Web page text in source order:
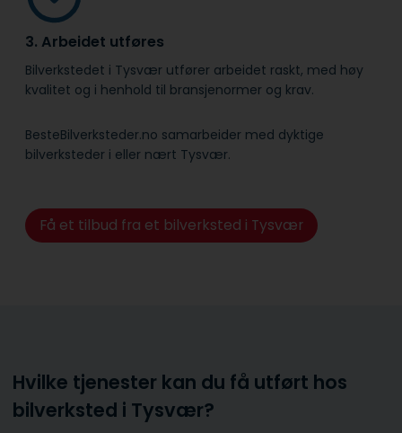
3. Arbeidet utføres
Bilverkstedet i Tysvær utfører arbeidet raskt, med høy
kvalitet og i henhold til bransje­normer og krav.
BesteBilverksteder.no samarbeider med dyktige
bilverksteder i eller nært Tysvær.
Få et tilbud fra et bilverksted i Tysvær
Hvilke tjenester kan du få utført hos
bilverksted i Tysvær?